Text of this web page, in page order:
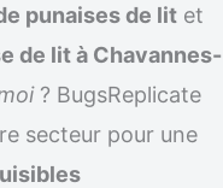
punaises de lit et
de lit à Chavannes-
? BugsReplicate
secteur pour une